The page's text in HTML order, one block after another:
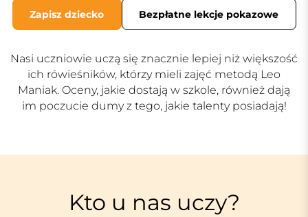
Zapisz dziecko Bezpłatne lekcje pokazowe
Nasi uczniowie uczą się znacznie lepiej niż większość
ich rówieśników, którzy mieli zajęć metodą Leo
Maniak. Oceny, jakie dostają w szkole, również dają
im poczucie dumy z tego, jakie talenty posiadają!
Kto u nas uczy?